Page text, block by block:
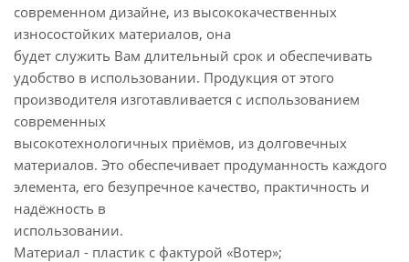
современном дизайне, из высококачественных
износостойких материалов, она
будет служить Вам длительный срок и обеспечивать
удобство в использовании. Продукция от этого
производителя изготавливается с использованием
современных
высокотехнологичных приёмов, из долговечных
материалов. Это обеспечивает продуманность каждого
элемента, его безупречное качество, практичность и
надёжность в
использовании.
Материал - пластик с фактурой «Вотер»;